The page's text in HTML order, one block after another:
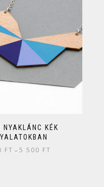
NYAKLÁNC KÉK
FT – 5 500 FT